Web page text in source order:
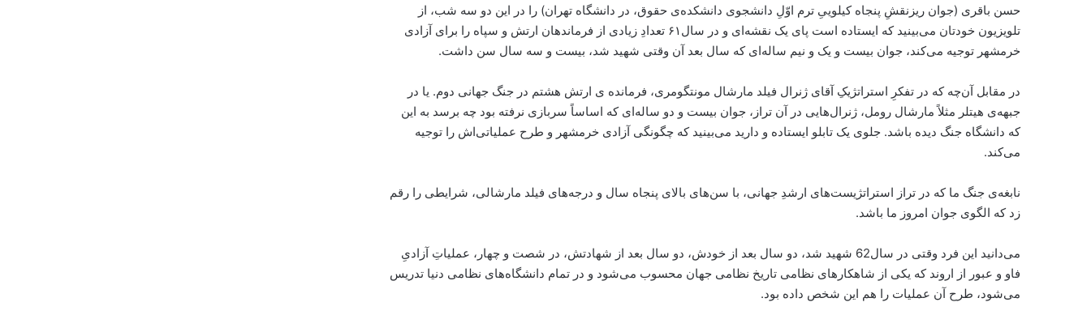
حسن باقری (جوان ریزنقشِ پنجاه‌ کیلوییِ ترم اوّلِ دانشجوی دانشکده‌ی حقوق،‌ در دانشگاه تهران) را در این دو سه شب، از
تلویزیون خودتان می‌بینید که ایستاده است پای یک نقشه‌ای و در سال۶۱ تعدادِ زیادی از فرماندهان ارتش و سپاه را برای آزادی
خرمشهر توجیه می‌کند، جوان بیست و یک و نیم ساله‌ای که سال بعد آن وقتی شهید شد، بیست و سه سال سن داشت.
در مقابل آن‌چه که در تفکرِ‌ استراتژیکِ آقای ژنرال فیلد مارشال مونتگومری،‌ فرمانده‌ ی ارتش هشتم در جنگ جهانی دوم. یا در
جبهه‌ی هیتلر مثلاً‌ مارشال رومل، ژنرال‌هایی در آن تراز، جوان بیست و دو ساله‌ای که اساساً‌ سربازی نرفته بود چه برسد به این
که دانشگاه جنگ دیده باشد. جلوی یک تابلو ایستاده و دارید می‌بینید که چگونگی آزادی خرمشهر و طرح عملیاتی‌اش را توجیه
می‌کند.
نابغه‌ی جنگ ما که در تراز استراتژیست‌های ارشدِ جهانی، با سن‌های بالای پنجاه سال و درجه‌های فیلد مارشالی، شرایطی را رقم
زد که الگوی جوان امروز ما باشد.
می‌دانید این فرد وقتی در سال62 شهید شد، دو سال بعد از خودش، دو سال بعد از شهادتش، در شصت و چهار،‌ عملیاتِ آزادیِ
فاو و عبور از اروند که یکی از شاهکارهای نظامی تاریخ نظامی جهان محسوب می‌شود و در تمام دانشگاه‌های نظامی دنیا تدریس
می‌شود، طرح آن عملیات را هم این شخص داده بود.